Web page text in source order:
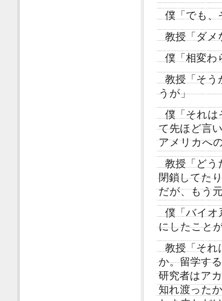
僕「でも、
教授「ダメ
僕「相変わ
教授「そう
うが」
僕「それは
て先ほど言
アメリカへ
教授「どう
閉鎖してた
だが、もう
僕「バイオ
にしたこと
教授「そ
か。留学す
研究者はア
知れ渡った